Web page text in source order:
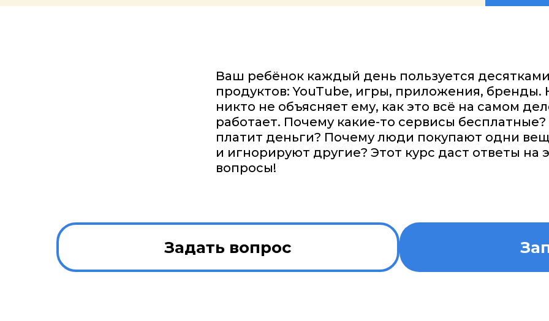
Ваш ребёнок каждый день пользуется десятками
продуктов: YouTube, игры, приложения, бренды.
никто не объясняет ему, как это всё на самом
работает. Почему какие-то сервисы бесплатные?
платит деньги? Почему люди покупают одни
и игнорируют другие? Этот курс даст ответы на
вопросы!
Задать вопрос